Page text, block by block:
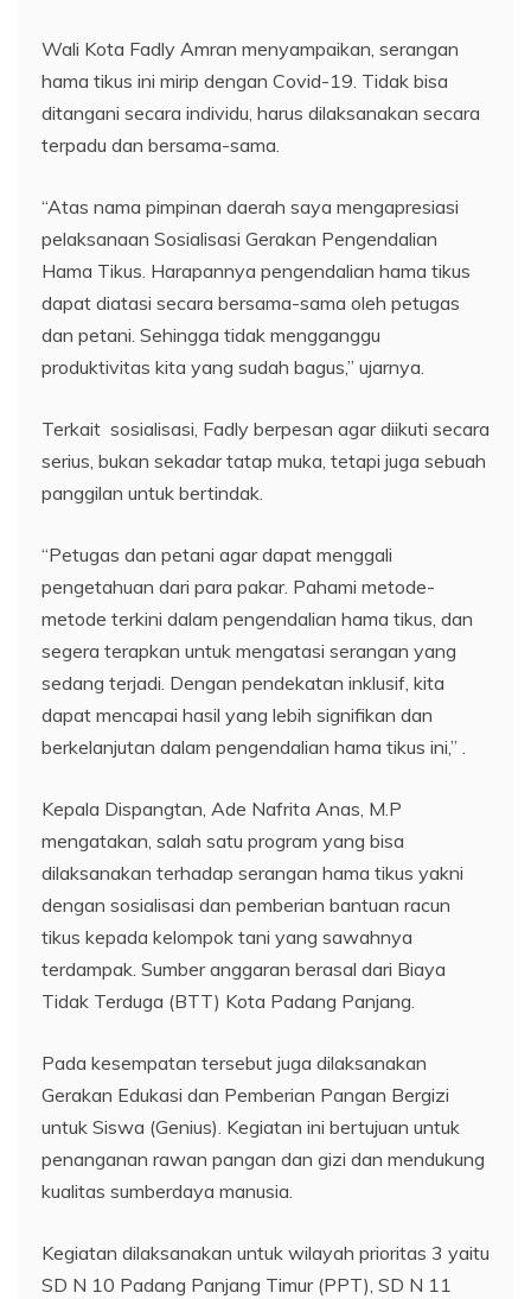
Wali Kota Fadly Amran menyampaikan, serangan
hama tikus ini mirip dengan Covid-19. Tidak bisa
ditangani secara individu, harus dilaksanakan secara
terpadu dan bersama-sama.
“Atas nama pimpinan daerah saya mengapresiasi
pelaksanaan Sosialisasi Gerakan Pengendalian
Hama Tikus. Harapannya pengendalian hama tikus
dapat diatasi secara bersama-sama oleh petugas
dan petani. Sehingga tidak mengganggu
produktivitas kita yang sudah bagus,” ujarnya.
Terkait sosialisasi, Fadly berpesan agar diikuti secara
serius, bukan sekadar tatap muka, tetapi juga sebuah
panggilan untuk bertindak.
“Petugas dan petani agar dapat menggali
pengetahuan dari para pakar. Pahami metode-
metode terkini dalam pengendalian hama tikus, dan
segera terapkan untuk mengatasi serangan yang
sedang terjadi. Dengan pendekatan inklusif, kita
dapat mencapai hasil yang lebih signifikan dan
berkelanjutan dalam pengendalian hama tikus ini,” .
Kepala Dispangtan, Ade Nafrita Anas, M.P
mengatakan, salah satu program yang bisa
dilaksanakan terhadap serangan hama tikus yakni
dengan sosialisasi dan pemberian bantuan racun
tikus kepada kelompok tani yang sawahnya
terdampak. Sumber anggaran berasal dari Biaya
Tidak Terduga (BTT) Kota Padang Panjang.
Pada kesempatan tersebut juga dilaksanakan
Gerakan Edukasi dan Pemberian Pangan Bergizi
untuk Siswa (Genius). Kegiatan ini bertujuan untuk
penanganan rawan pangan dan gizi dan mendukung
kualitas sumberdaya manusia.
Kegiatan dilaksanakan untuk wilayah prioritas 3 yaitu
SD N 10 Padang Panjang Timur (PPT), SD N 11